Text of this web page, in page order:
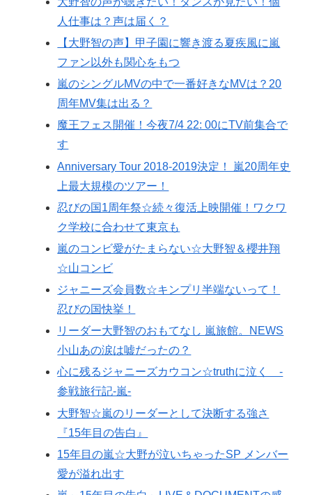
人仕事は？声は届く？
【大野智の声】甲子園に響き渡る夏疾風に嵐
ファン以外も関心をもつ
嵐のシングルMVの中で一番好きなMVは？20
周年MV集は出る？
魔王フェス開催！今夜7/4 22: 00にTV前集合で
す
Anniversary Tour 2018-2019決定！ 嵐20周年史
上最大規模のツアー！
忍びの国1周年祭☆続々復活上映開催！ワクワ
ク学校に合わせて東京も
嵐のコンビ愛がたまらない☆大野智＆櫻井翔
☆山コンビ
ジャニーズ会員数☆キンプリ半端ないって！
忍びの国快挙！
リーダー大野智のおもてなし 嵐旅館。NEWS
小山あの涙は嘘だったの？
心に残るジャニーズカウコン☆truthに泣く -
参戦旅行記-嵐-
大野智☆嵐のリーダーとして決断する強さ
『15年目の告白』
15年目の嵐☆大野が泣いちゃったSP メンバー
愛が溢れ出す